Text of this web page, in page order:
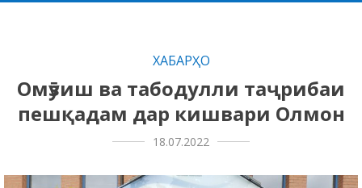
ХАБАРҲО
Омӯзиш ва табодулли таҷрибаи
пешқадам дар кишвари Олмон
18.07.2022